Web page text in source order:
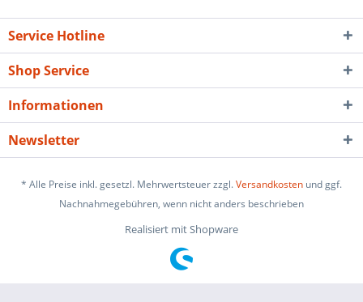
Service Hotline
Shop Service
Informationen
Newsletter
* Alle Preise inkl. gesetzl. Mehrwertsteuer zzgl.Versandkosten und ggf.
Nachnahmegebühren, wenn nicht anders beschrieben
Realisiert mit Shopware